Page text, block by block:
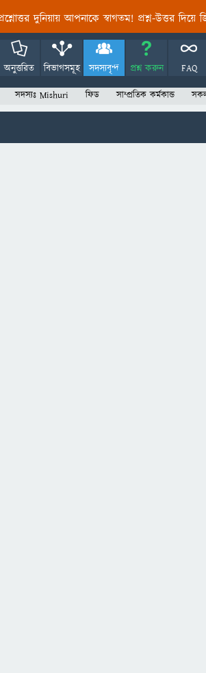
দুনিয়ায় আপনাকে স্বাগতম! প্রশ্ন-উত্তর দিয়ে
অনুত্তরিত বিভাগসমূহ সদস্যবৃন্দ প্রশ্ন করুন FAQ
সদস্যঃ Mishuri ফিড সাম্প্রতিক কর্মকান্ড